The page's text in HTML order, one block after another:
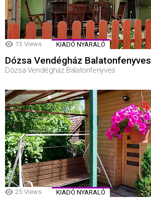
13 Views KIADÓ NYARALÓ
Dózsa Vendégház Balatonfenyves
Dózsa Vendégház Balatonfenyves
25 Views KIADÓ NYARALÓ